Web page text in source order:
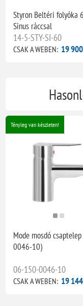
Styron Beltéri folyóka
Sinus ráccsal
14-5-STY-SI-60
CSAK A WEBEN: 19
Tényleg van készleten!
Mode mosdó
0046-10)
06-150-0046-10
CSAK A WEBEN: 19